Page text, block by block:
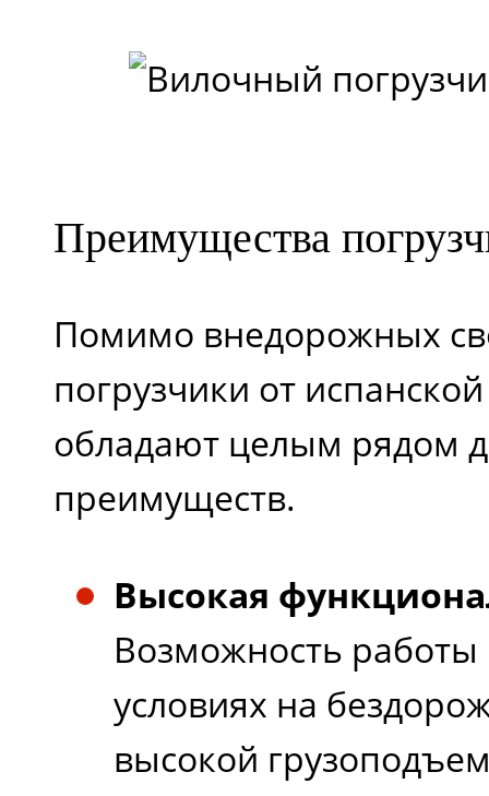
Преимущества
Помимо внедорожных
погрузчики от
обладают целым рядом
преимуществ.
Высокая
Возможность
условиях на
высокой